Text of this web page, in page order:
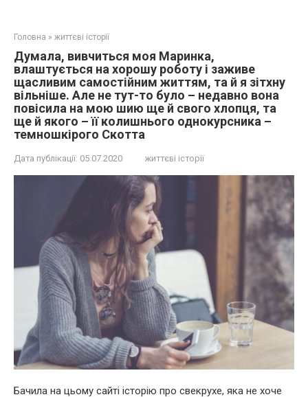
Головна » життєві історії
Думала, вивчиться моя Маринка,
влаштується на хорошу роботу і заживе
щасливим самостійним життям, та й я зітхну
вільніше. Але не тут-то було – недавно вона
повісила на мою шию ще й свого хлопця, та
ще й якого – її колишнього однокурсника –
темношкірого Скотта
Дата публікації: 05.07.2020 життєві історії
Бачила на цьому сайті історію про свекрухe, яка не хоче